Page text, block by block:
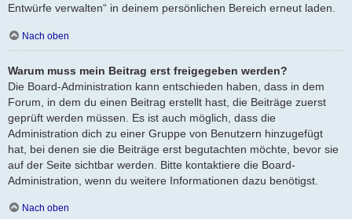
Entwürfe verwalten“ in deinem persönlichen Bereich erneut laden.
Nach oben
Warum muss mein Beitrag erst freigegeben werden?
Die Board-Administration kann entschieden haben, dass in dem
Forum, in dem du einen Beitrag erstellt hast, die Beiträge zuerst
geprüft werden müssen. Es ist auch möglich, dass die
Administration dich zu einer Gruppe von Benutzern hinzugefügt
hat, bei denen sie die Beiträge erst begutachten möchte, bevor sie
auf der Seite sichtbar werden. Bitte kontaktiere die Board-
Administration, wenn du weitere Informationen dazu benötigst.
Nach oben